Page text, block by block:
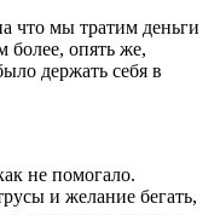
что мы тратим деньги
более, опять же,
держать себя в
не помогало.
и желание бегать,